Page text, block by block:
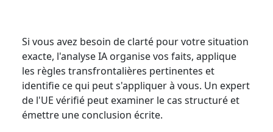
Si vous avez besoin de clarté pour votre situation
exacte, l'analyse IA organise vos faits, applique
les règles transfrontalières pertinentes et
identifie ce qui peut s'appliquer à vous. Un expert
de l'UE vérifié peut examiner le cas structuré et
émettre une conclusion écrite.